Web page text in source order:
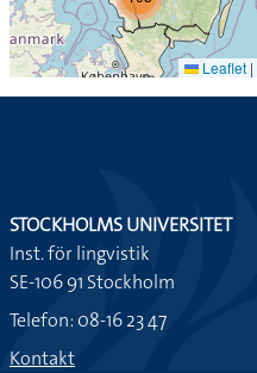
Leaflet |
STOCKHOLMS UNIVERSITET
Inst. för lingvistik
SE-106 91 Stockholm
Telefon: 08-16 23 47
Kontakt